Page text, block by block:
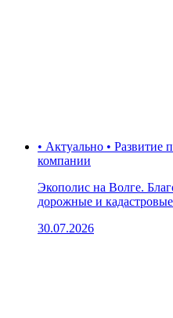
• Актуально • Развитие
компании
Экополис на Волге.
дорожные и
30.07.2026